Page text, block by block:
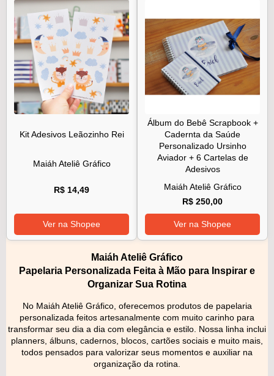
Kit Adesivos Leãozinho Rei
Maiáh Ateliê Gráfico
R$ 14,49
Ver na Shopee
Álbum do Bebê Scrapbook +
Cadernta da Saúde
Personalizado Ursinho
Aviador + 6 Cartelas de
Adesivos
Maiáh Ateliê Gráfico
R$ 250,00
Ver na Shopee
Maiáh Ateliê Gráfico
Papelaria Personalizada Feita à Mão para Inspirar e
Organizar Sua Rotina
No Maiáh Ateliê Gráfico, oferecemos produtos de papelaria
personalizada feitos artesanalmente com muito carinho para
transformar seu dia a dia com elegância e estilo. Nossa linha inclui
planners, álbuns, cadernos, blocos, cartões sociais e muito mais,
todos pensados para valorizar seus momentos e auxiliar na
organização da rotina.